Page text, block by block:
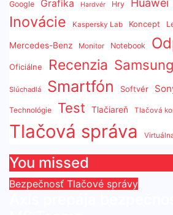
Google
Grafika Hardvér Hry
Inovácie Kaspersky Lab Koncept
Mercedes-Benz Monitor Notebook
Oficiálne Recenzia Samsung
Slúchadlá Smartfón Softvér
Technológie Test Tlačiareň Tlačová
Tlačová správa
You missed
Bezpečnosť Tlačové správy